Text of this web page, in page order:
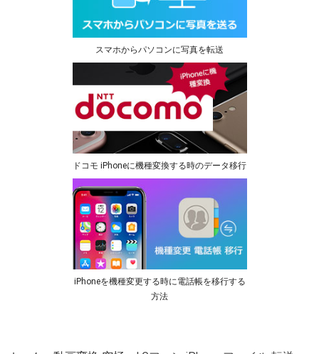
スマホからパソコンに写真を転送
ドコモ iPhoneに機種変換する時のデータ移行
iPhoneを機種変更する時に電話帳を移行する
方法